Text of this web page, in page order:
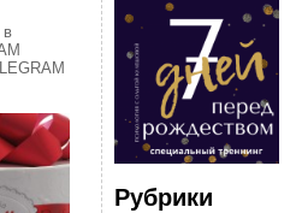
Рубрики